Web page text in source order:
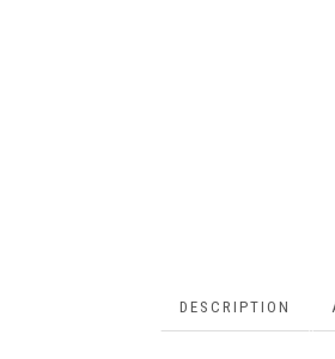
DESCRIPTION